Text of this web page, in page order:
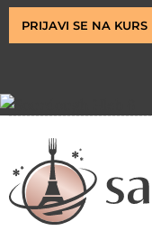
PRIJAVI SE NA KURS